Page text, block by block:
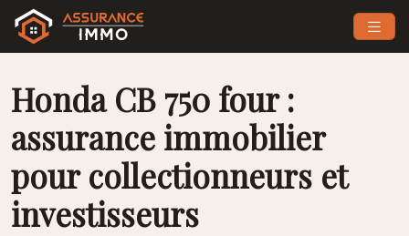
Honda CB 750 four :
assurance immobilier
pour collectionneurs et
investisseurs